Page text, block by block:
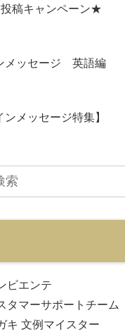
稿キャンペーン★
メッセージ 英語編
ンメッセージ特集】
ビエンテ
タマーサポートチーム
キ 文例マイスター